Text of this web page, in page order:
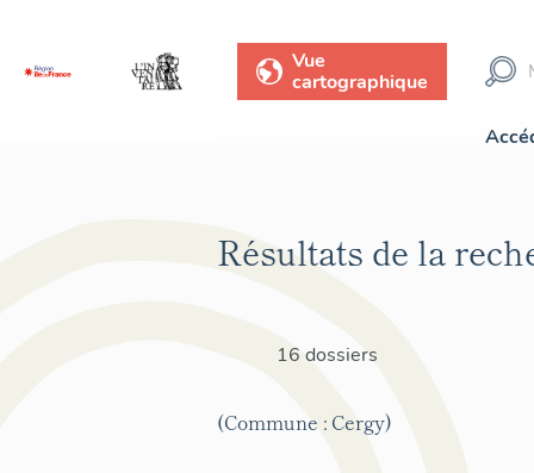
Vue
cartographique
Résultats de la
16 dossiers
(Commune : Cergy)